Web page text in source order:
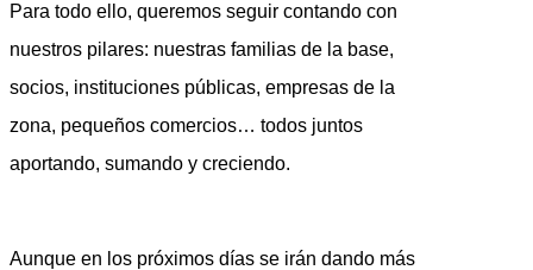
Para todo ello, queremos seguir contando con
nuestros pilares: nuestras familias de la base,
socios, instituciones públicas, empresas de la
zona, pequeños comercios… todos juntos
aportando, sumando y creciendo.
Aunque en los próximos días se irán dando más